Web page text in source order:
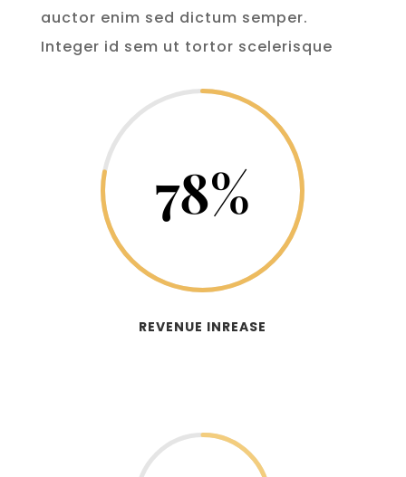
auctor enim sed dictum semper.
Integer id sem ut tortor scelerisque
78%
REVENUE INREASE